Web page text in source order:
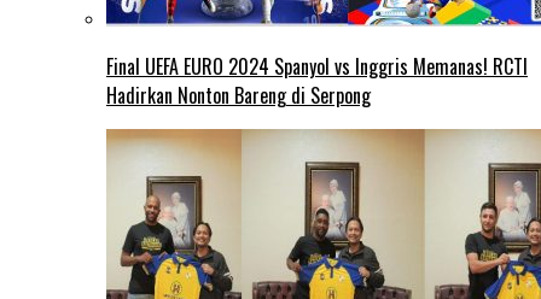
Final UEFA EURO 2024 Spanyol vs Inggris Memanas! RCTI
Hadirkan Nonton Bareng di Serpong